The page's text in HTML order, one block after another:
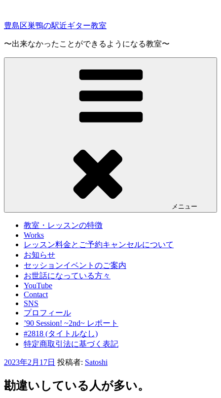
テ
へ
豊島区巣鴨の駅近ギター教室
〜出来なかったことができるようになる教室〜
メニュー
教室・レッスンの特徴
Works
レッスン料金とご予約キャンセルについて
お知らせ
セッションイベントのご案内
お世話になっている方々
YouTube
Contact
SNS
プロフィール
’90 Session! ~2nd~ レポート
#2818 (タイトルなし)
特定商取引法に基づく表記
投
日:
2023年2月17日 投稿者: Satoshi
勘違いしている人が多い。